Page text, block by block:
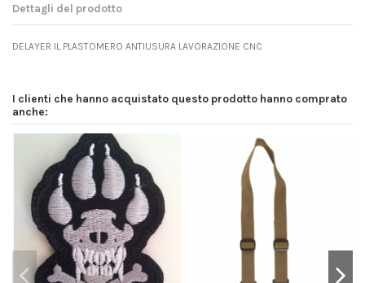
Dettagli del prodotto
DELAYER IL PLASTOMERO ANTIUSURA LAVORAZIONE CNC
I clienti che hanno acquistato questo prodotto hanno comprato
anche: